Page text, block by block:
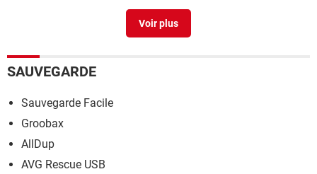
Hekasoft backup & restore> Télécharger - Navigateurs
SAUVEGARDE
Sauvegarde Facile
Groobax
AllDup
AVG Rescue USB